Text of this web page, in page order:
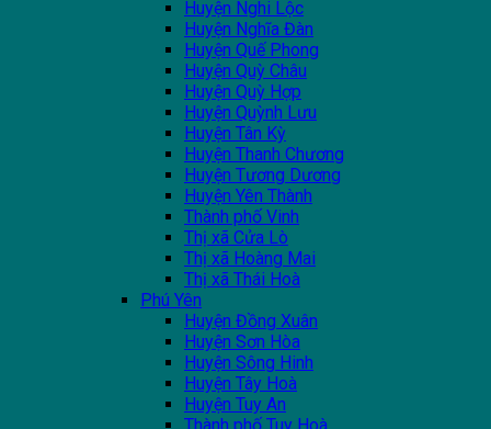
Huyện Nghi Lộc
Huyện Nghĩa Đàn
Huyện Quế Phong
Huyện Quỳ Châu
Huyện Quỳ Hợp
Huyện Quỳnh Lưu
Huyện Tân Kỳ
Huyện Thanh Chương
Huyện Tương Dương
Huyện Yên Thành
Thành phố Vinh
Thị xã Cửa Lò
Thị xã Hoàng Mai
Thị xã Thái Hoà
Phú Yên
Huyện Đồng Xuân
Huyện Sơn Hòa
Huyện Sông Hinh
Huyện Tây Hoà
Huyện Tuy An